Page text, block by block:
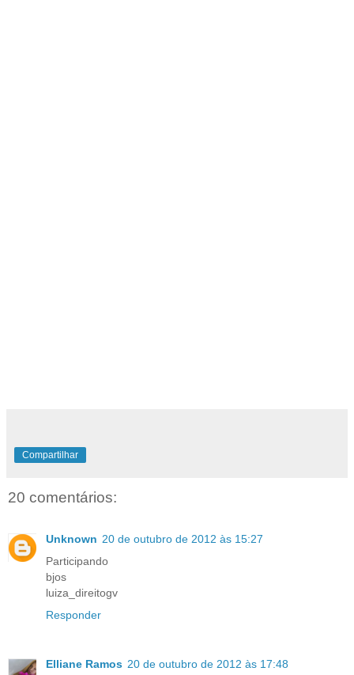
Compartilhar
20 comentários:
Unknown 20 de outubro de 2012 às 15:27
Participando
bjos
luiza_direitogv
Responder
Elliane Ramos 20 de outubro de 2012 às 17:48